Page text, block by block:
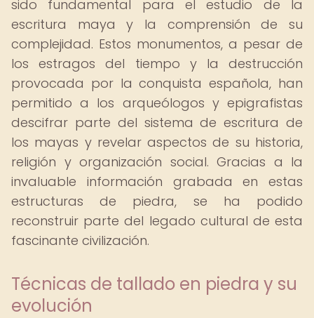
sido fundamental para el estudio de la
escritura maya y la comprensión de su
complejidad. Estos monumentos, a pesar de
los estragos del tiempo y la destrucción
provocada por la conquista española, han
permitido a los arqueólogos y epigrafistas
descifrar parte del sistema de escritura de
los mayas y revelar aspectos de su historia,
religión y organización social. Gracias a la
invaluable información grabada en estas
estructuras de piedra, se ha podido
reconstruir parte del legado cultural de esta
fascinante civilización.
Técnicas de tallado en piedra y su
evolución